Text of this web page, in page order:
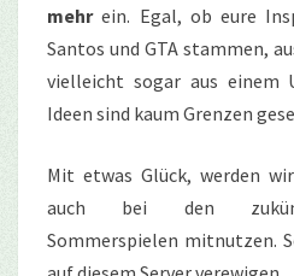
mehrein. Egal, ob eure
Santos und GTA stammen,
vielleicht sogar aus einem
Ideen sind kaum Grenzen
Mit etwas Glück, werden
auch bei den
Sommerspielen mitnutzen.